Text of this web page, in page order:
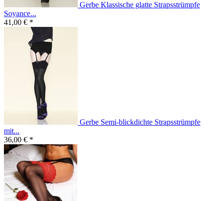
Gerbe Klassische glatte Strapsstrümpfe
Soyance...
41,00 € *
Gerbe Semi-blickdichte Strapsstrümpfe
mit...
36,00 € *